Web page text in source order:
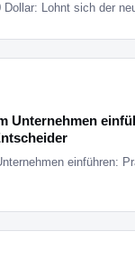
Dollar: Lohnt sich der
Unternehmen
einführen: